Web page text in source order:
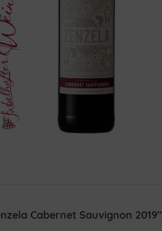
Cabernet Sauvignon 2019"